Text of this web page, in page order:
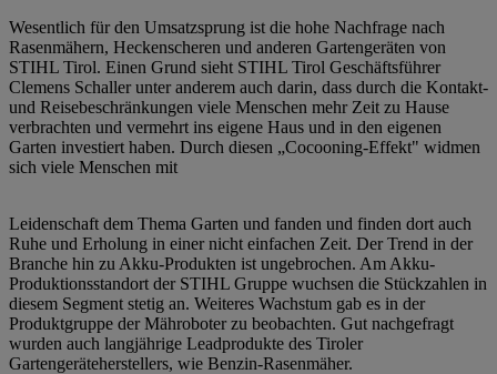
Wesentlich für den Umsatzsprung ist die hohe Nachfrage nach
Rasenmähern, Heckenscheren und anderen Gartengeräten von
STIHL Tirol. Einen Grund sieht STIHL Tirol Geschäftsführer
Clemens Schaller unter anderem auch darin, dass durch die Kontakt-
und Reisebeschränkungen viele Menschen mehr Zeit zu Hause
verbrachten und vermehrt ins eigene Haus und in den eigenen
Garten investiert haben. Durch diesen „Cocooning-Effekt" widmen
sich viele Menschen mit
Leidenschaft dem Thema Garten und fanden und finden dort auch
Ruhe und Erholung in einer nicht einfachen Zeit. Der Trend in der
Branche hin zu Akku-Produkten ist ungebrochen. Am Akku-
Produktionsstandort der STIHL Gruppe wuchsen die Stückzahlen in
diesem Segment stetig an. Weiteres Wachstum gab es in der
Produktgruppe der Mähroboter zu beobachten. Gut nachgefragt
wurden auch langjährige Leadprodukte des Tiroler
Gartengeräteherstellers, wie Benzin-Rasenmäher.